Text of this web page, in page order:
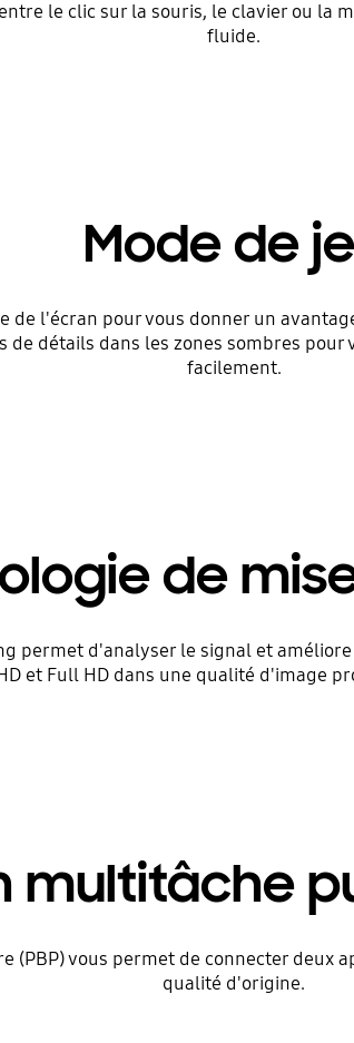
le clic sur la souris, le clavier ou la
fluide.
Mode de
de l'écran pour vous donner un
de détails dans les zones sombres
facilement.
de
permet d'analyser le signal et
et Full HD dans une qualité d'image
multitâche
(PBP) vous permet de connecter deux
qualité d'origine.